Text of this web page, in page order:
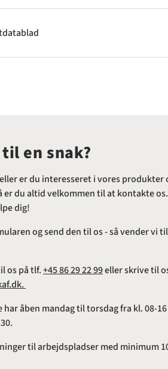
en snak?
er du interesseret i vores produkter
er du altid velkommen til at kontakte
dig!
og send den til os - så vender vi
os på tlf.+45 86 29 22 99eller skrive til
har åben mandag til torsdag fra kl. 08-
til arbejdspladser med minimum